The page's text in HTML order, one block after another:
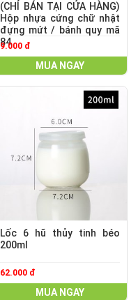
(CHỈ BÁN TẠI CỬA HÀNG)
Hộp nhựa cứng chữ nhật
đựng mứt / bánh quy mã
84
9.000 đ
MUA NGAY
Lốc 6 hũ thủy tinh béo
200ml
62.000 đ
MUA NGAY